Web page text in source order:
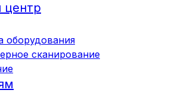
центр
оборудования
сканирование